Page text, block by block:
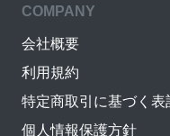
COMPANY
会社概要
利用規約
特定商取引に基づく表
個人情報保護方針